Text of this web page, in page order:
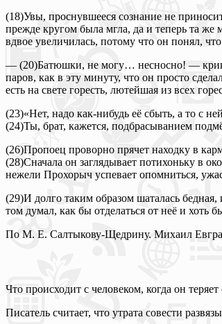
(18)Увы, проснувшееся сознание не
прежде кругом была мгла, да и теперь та же
вдвое увеличилась, потому что он понял,
— (20)Батюшки, не могу… несносно! —
паров, как в эту минуту, что он просто
есть на свете горесть, лютейшая из всех
(23)«Нет, надо как-нибудь её сбыть, а то с
(24)Ты, брат, кажется, подбрасыванием
(26)Пропоец проворно прячет находку в
(28)Сначала он заглядывает потихоньку в
нежели Прохорыч успевает опомниться,
(29)И долго таким образом шаталась
том думал, как бы отделаться от неё и хоть
По М. Е. Салтыкову-Щедрину. Михаил
Что происходит с человеком, когда он
Писатель считает, что утрата совести